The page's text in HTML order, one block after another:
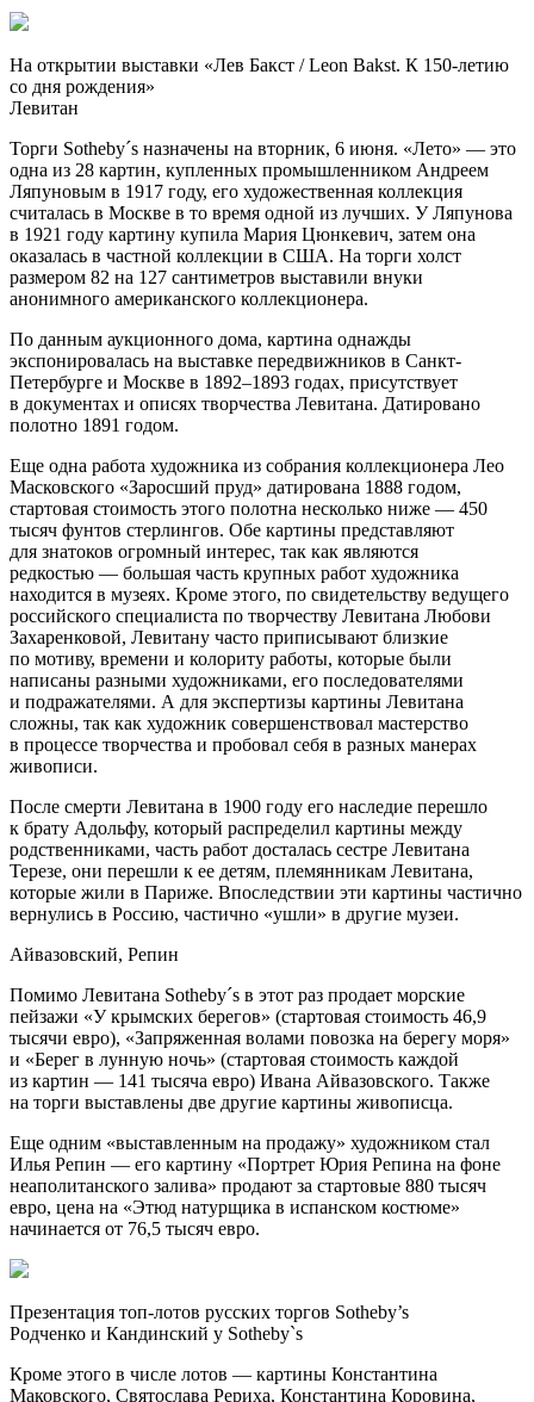
На открытии выставки «Лев Бакст / Leon Bakst. К 150-летию
со дня рождения»
Левитан
Торги Sotheby´s назначены на вторник, 6 июня. «Лето» — это
одна из 28 картин, купленных промышленником Андреем
Ляпуновым в 1917 году, его художественная коллекция
считалась в Москве в то время одной из лучших. У Ляпунова
в 1921 году картину купила Мария Цюнкевич, затем она
оказалась в частной коллекции в США. На торги холст
размером 82 на 127 сантиметров выставили внуки
анонимного американского коллекционера.
По данным аукционного дома, картина однажды
экспонировалась на выставке передвижников в Санкт-
Петербурге и Москве в 1892–1893 годах, присутствует
в документах и описях творчества Левитана. Датировано
полотно 1891 годом.
Еще одна работа художника из собрания коллекционера Лео
Масковского «Заросший пруд» датирована 1888 годом,
стартовая стоимость этого полотна несколько ниже — 450
тысяч фунтов стерлингов. Обе картины представляют
для знатоков огромный интерес, так как являются
редкостью — большая часть крупных работ художника
находится в музеях. Кроме этого, по свидетельству ведущего
российского специалиста по творчеству Левитана Любови
Захаренковой, Левитану часто приписывают близкие
по мотиву, времени и колориту работы, которые были
написаны разными художниками, его последователями
и подражателями. А для экспертизы картины Левитана
сложны, так как художник совершенствовал мастерство
в процессе творчества и пробовал себя в разных манерах
живописи.
После смерти Левитана в 1900 году его наследие перешло
к брату Адольфу, который распределил картины между
родственниками, часть работ досталась сестре Левитана
Терезе, они перешли к ее детям, племянникам Левитана,
которые жили в Париже. Впоследствии эти картины частично
вернулись в Россию, частично «ушли» в другие музеи.
Айвазовский, Репин
Помимо Левитана Sotheby´s в этот раз продает морские
пейзажи «У крымских берегов» (стартовая стоимость 46,9
тысячи евро), «Запряженная волами повозка на берегу моря»
и «Берег в лунную ночь» (стартовая стоимость каждой
из картин — 141 тысяча евро) Ивана Айвазовского. Также
на торги выставлены две другие картины живописца.
Еще одним «выставленным на продажу» художником стал
Илья Репин — его картину «Портрет Юрия Репина на фоне
неаполитанского залива» продают за стартовые 880 тысяч
евро, цена на «Этюд натурщика в испанском костюме»
начинается от 76,5 тысяч евро.
Презентация топ-лотов русских торгов Sоtheby’s
Родченко и Кандинский у Sotheby`s
Кроме этого в числе лотов — картины Константина
Маковского, Святослава Рериха, Константина Коровина,